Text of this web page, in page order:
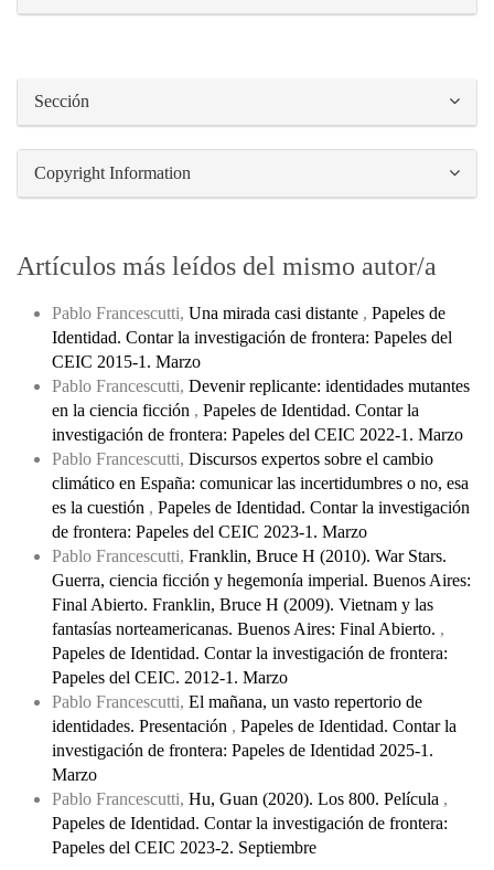
Sección
Copyright Information
Artículos más leídos del mismo autor/a
Pablo Francescutti, Una mirada casi distante , Papeles de
Identidad. Contar la investigación de frontera: Papeles del
CEIC 2015-1. Marzo
Pablo Francescutti, Devenir replicante: identidades mutantes
en la ciencia ficción , Papeles de Identidad. Contar la
investigación de frontera: Papeles del CEIC 2022-1. Marzo
Pablo Francescutti, Discursos expertos sobre el cambio
climático en España: comunicar las incertidumbres o no, esa
es la cuestión , Papeles de Identidad. Contar la investigación
de frontera: Papeles del CEIC 2023-1. Marzo
Pablo Francescutti, Franklin, Bruce H (2010). War Stars.
Guerra, ciencia ficción y hegemonía imperial. Buenos Aires:
Final Abierto. Franklin, Bruce H (2009). Vietnam y las
fantasías norteamericanas. Buenos Aires: Final Abierto. ,
Papeles de Identidad. Contar la investigación de frontera:
Papeles del CEIC. 2012-1. Marzo
Pablo Francescutti, El mañana, un vasto repertorio de
identidades. Presentación , Papeles de Identidad. Contar la
investigación de frontera: Papeles de Identidad 2025-1.
Marzo
Pablo Francescutti, Hu, Guan (2020). Los 800. Película ,
Papeles de Identidad. Contar la investigación de frontera:
Papeles del CEIC 2023-2. Septiembre